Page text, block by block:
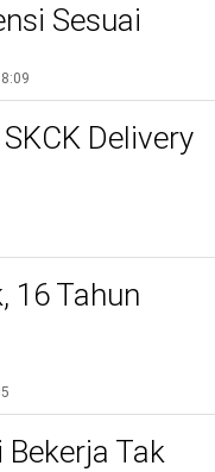
Sesuai
Delivery
16 Tahun
Bekerja Tak